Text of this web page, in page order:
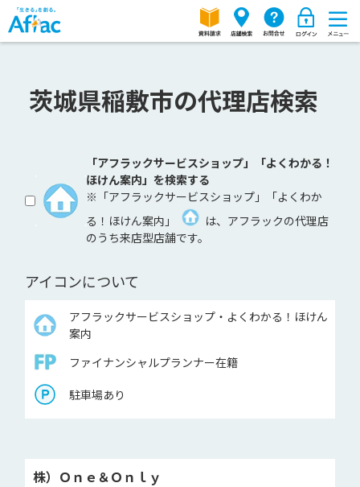
茨城県稲敷市の代理店検索
「アフラックサービスショップ」「よくわかる！
ほけん案内」を検索する
※「アフラックサービスショップ」「よくわか
る！ほけん案内」
は、アフラックの代理店
のうち来店型店舗です。
アイコンについて
アフラックサービスショップ・よくわかる！ほけん
案内
ファイナンシャルプランナー在籍
駐車場あり
株）Ｏｎｅ＆Ｏｎｌｙ